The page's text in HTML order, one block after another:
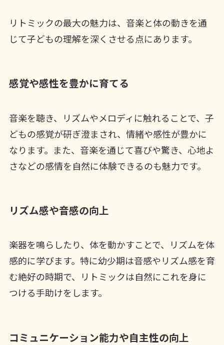
リトミックの最大の魅力は、音楽と体の動きを通
じて子どもの理解を深くさせる点にあります。
感覚や感性を豊かに育てる
音楽を聴き、リズムやメロディに触れることで、子
どもの感覚が研ぎ澄まされ、情緒や感性が豊かに
なります。また、音楽を通じて喜びや驚き、心地よ
さなどの感情を自然に体験できるのも魅力です。
リズム感や音感の向上
楽器を鳴らしたり、体を動かすことで、リズムを体
感的に学びます。特に幼少期は音感やリズム感を育
む絶好の時期で、リトミックは自然にこれを身に
つける手助けをします。
コミュニケーション能力や自主性の向上